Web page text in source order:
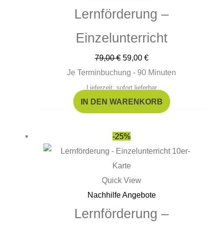
Lernförderung –
Einzelunterricht
79,00€ 59,00 €
Je Terminbuchung - 90 Minuten
Lieferzeit: sofort lieferbar
IN DEN WARENKORB
-25%
Quick View
Nachhilfe Angebote
Lernförderung –
Ursprünglicher
Preis
war:
790,00 €
Preis